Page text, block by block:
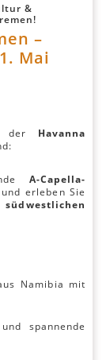
&
–
Mai
der Havanna
A-Capella-
erleben Sie
Namibia mit
spannende